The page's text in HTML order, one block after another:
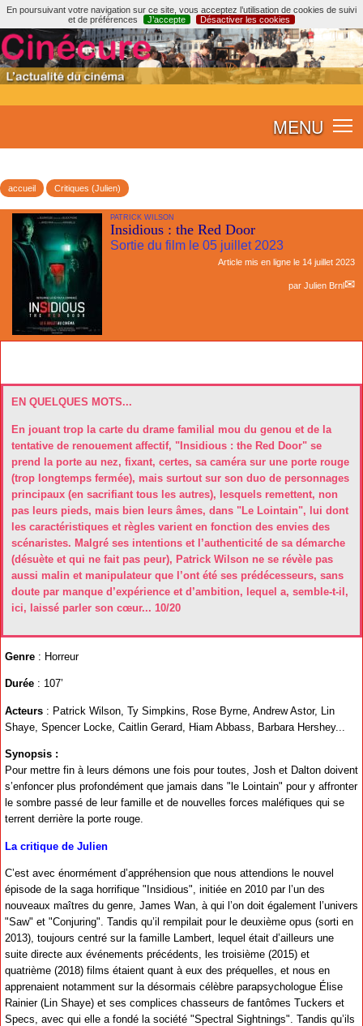
En poursuivant votre navigation sur ce site, vous acceptez l’utilisation de cookies de suivi
et de préférences
J’accepte Désactiver les cookies
MENU
accueil Critiques (Julien)
PATRICK WILSON
Insidious : the Red Door
Sortie du film le 05 juillet 2023
Article mis en ligne le 14 juillet 2023
par Julien Brnl
EN QUELQUES MOTS...
En jouant trop la carte du drame familial mou du genou et de la
tentative de renouement affectif, "Insidious : the Red Door" se
prend la porte au nez, fixant, certes, sa caméra sur une porte rouge
(trop longtemps fermée), mais surtout sur son duo de personnages
principaux (en sacrifiant tous les autres), lesquels remettent, non
pas leurs pieds, mais bien leurs âmes, dans "Le Lointain", lui dont
les caractéristiques et règles varient en fonction des envies des
scénaristes. Malgré ses intentions et l’authenticité de sa démarche
(désuète et qui ne fait pas peur), Patrick Wilson ne se révèle pas
aussi malin et manipulateur que l’ont été ses prédécesseurs, sans
doute par manque d’expérience et d’ambition, lequel a, semble-t-il,
ici, laissé parler son cœur... 10/20
Genre : Horreur
Durée : 107’
Acteurs : Patrick Wilson, Ty Simpkins, Rose Byrne, Andrew Astor, Lin
Shaye, Spencer Locke, Caitlin Gerard, Hiam Abbass, Barbara Hershey...
Synopsis :
Pour mettre fin à leurs démons une fois pour toutes, Josh et Dalton doivent
s’enfoncer plus profondément que jamais dans "le Lointain" pour y affronter
le sombre passé de leur famille et de nouvelles forces maléfiques qui se
terrent derrière la porte rouge.
La critique de Julien
C’est avec énormément d’appréhension que nous attendions le nouvel
épisode de la saga horrifique "Insidious", initiée en 2010 par l’un des
nouveaux maîtres du genre, James Wan, à qui l’on doit également l’univers
"Saw" et "Conjuring". Tandis qu’il rempilait pour le deuxième opus (sorti en
2013), toujours centré sur la famille Lambert, lequel était d’ailleurs une
suite directe aux événements précédents, les troisième (2015) et
quatrième (2018) films étaient quant à eux des préquelles, et nous en
apprenaient notamment sur la désormais célèbre parapsychologue Élise
Rainier (Lin Shaye) et ses complices chasseurs de fantômes Tuckers et
Specs, avec qui elle a fondé la société "Spectral Sightnings". Tandis qu’ils